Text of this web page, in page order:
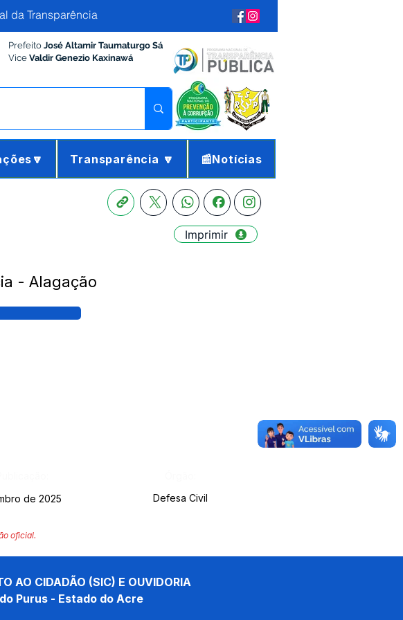
da Transparência
Prefeito José Altamir Taumaturgo Sá
Vice Valdir Genezio Kaxinawá
Transparência 🔽 📰Notícias
Imprimir
- Alagação
de 2025 Defesa Civil
oficial.
AO CIDADÃO (SIC) E OUVIDORIA
Purus - Estado do Acre